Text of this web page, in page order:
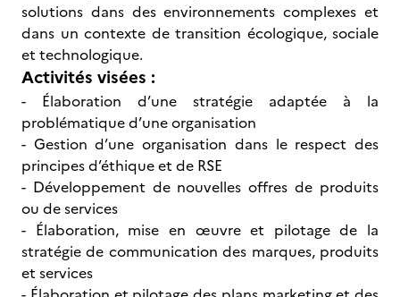
solutions dans des environnements complexes et
dans un contexte de transition écologique, sociale
et technologique.
Activités visées :
- Élaboration d’une stratégie adaptée à la
problématique d’une organisation
- Gestion d’une organisation dans le respect des
principes d’éthique et de RSE
- Développement de nouvelles offres de produits
ou de services
- Élaboration, mise en œuvre et pilotage de la
stratégie de communication des marques, produits
et services